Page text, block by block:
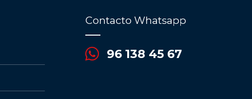
Contacto Whatsapp
96 138 45 67